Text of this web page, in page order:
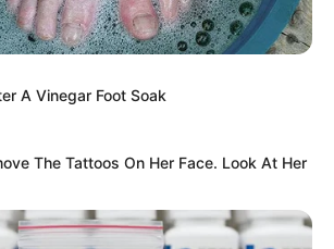
A Vinegar Foot Soak
The Tattoos On Her Face. Look At Her